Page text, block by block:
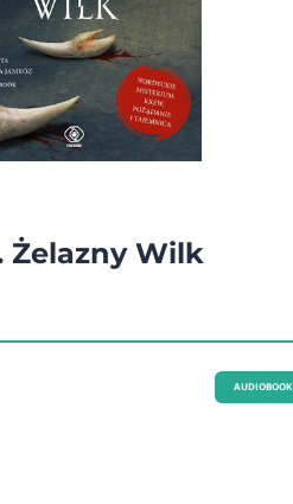
Żelazny Wilk
AUDIOBOOK